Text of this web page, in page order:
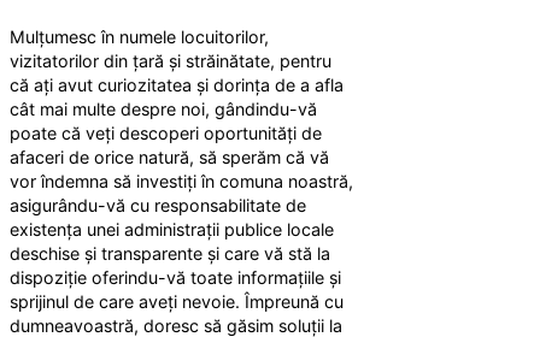
Mulțumesc în numele locuitorilor,
vizitatorilor din țară și străinătate, pentru
că ați avut curiozitatea și dorința de a afla
cât mai multe despre noi, gândindu-vă
poate că veți descoperi oportunități de
afaceri de orice natură, să sperăm că vă
vor îndemna să investiți în comuna noastră,
asigurându-vă cu responsabilitate de
existența unei administrații publice locale
deschise și transparente și care vă stă la
dispoziție oferindu-vă toate informațiile și
sprijinul de care aveți nevoie. Împreună cu
dumneavoastră, doresc să găsim soluții la